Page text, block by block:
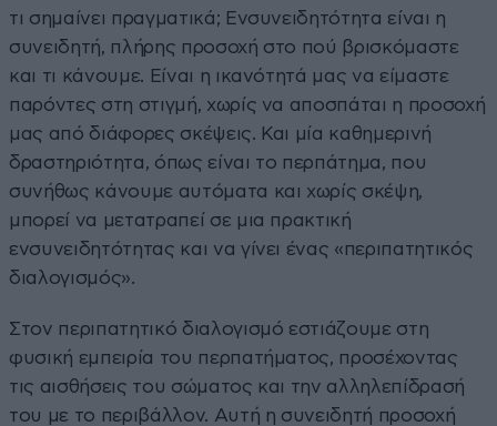
τι σημαίνει πραγματικά; Ενσυνειδητότητα είναι η
συνειδητή, πλήρης προσοχή στο πού βρισκόμαστε
και τι κάνουμε. Είναι η ικανότητά μας να είμαστε
παρόντες στη στιγμή, χωρίς να αποσπάται η προσοχή
μας από διάφορες σκέψεις. Και μία καθημερινή
δραστηριότητα, όπως είναι το περπάτημα, που
συνήθως κάνουμε αυτόματα και χωρίς σκέψη,
μπορεί να μετατραπεί σε μια πρακτική
ενσυνειδητότητας και να γίνει ένας «περιπατητικός
διαλογισμός».
Στον περιπατητικό διαλογισμό εστιάζουμε στη
φυσική εμπειρία του περπατήματος, προσέχοντας
τις αισθήσεις του σώματος και την αλληλεπίδρασή
του με το περιβάλλον. Αυτή η συνειδητή προσοχή